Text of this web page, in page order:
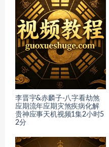
李晋宇&赤麟子-八字看劫煞
应期流年应期灾煞疾病化解
贵神应事天机视频1集2小时5
2分